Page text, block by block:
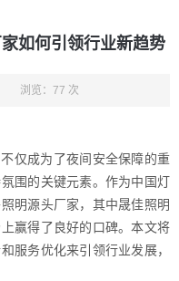
如何引领行业新趋势
浏览：77 次
仅成为了夜间安全保障的重
围的关键元素。作为中国灯
明源头厂家，其中晟佳照明
赢得了良好的口碑。本文将
服务优化来引领行业发展，